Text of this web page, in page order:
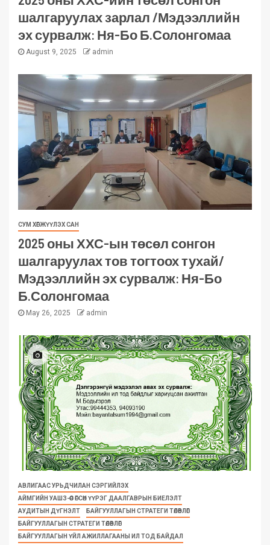
шалгаруулах зарлал /Мэдээллийн
эх сурвалж: Ня-Бо Б.Солонгомаа
August 9, 2025 admin
СУМ ХӨГЖҮҮЛЭХ САН
2025 оны ХХС-ын төсөл сонгон
шалгаруулах тов тогтоох тухай/
Мэдээллийн эх сурвалж: Ня-Бо
Б.Солонгомаа
May 26, 2025 admin
АВЛИГААС УРЬДЧИЛАН СЭРГИЙЛЭХ
АЙМГИЙН УАШЗ-ӨӨС ӨГСӨН ҮҮРЭГ ДААЛГАВРЫН БИЕЛЭЛТ
АУДИТЫН ДҮГНЭЛТ
БАЙГУУЛЛАГЫН СТРАТЕГИ ТӨЛӨВЛӨГӨӨ
БАЙГУУЛЛАГЫН СТРАТЕГИ ТӨЛӨВЛӨГӨӨ
БАЙГУУЛЛАГЫН ҮЙЛ АЖИЛЛАГААНЫ ИЛ ТОД БАЙДАЛ